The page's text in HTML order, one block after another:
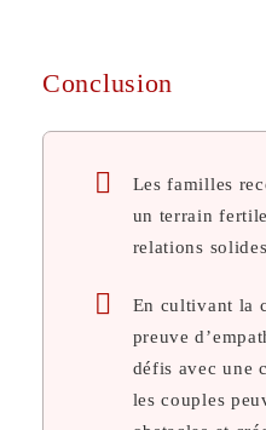
Conclusion
Les familles
un terrain
relations
En cultivant la
preuve
défis avec une
les couples